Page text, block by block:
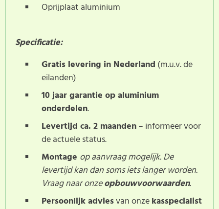
Oprijplaat aluminium
Specificatie:
Gratis levering in Nederland (m.u.v. de
eilanden)
10 jaar garantie op aluminium
onderdelen.
Levertijd ca. 2 maanden– informeer voor
de actuele status.
Montage op aanvraag mogelijk. De
levertijd kan dan soms iets langer worden.
Vraag naar onzeopbouwvoorwaarden.
Persoonlijk adviesvan onzekasspecialist